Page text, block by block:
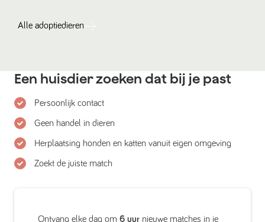
Alle adoptiedieren
Een huisdier zoeken dat bij je past
Persoonlijk contact
Geen handel in dieren
Herplaatsing honden en katten vanuit eigen omgeving
Zoekt de juiste match
Ontvang elke dag om 6 uur nieuwe matches in je